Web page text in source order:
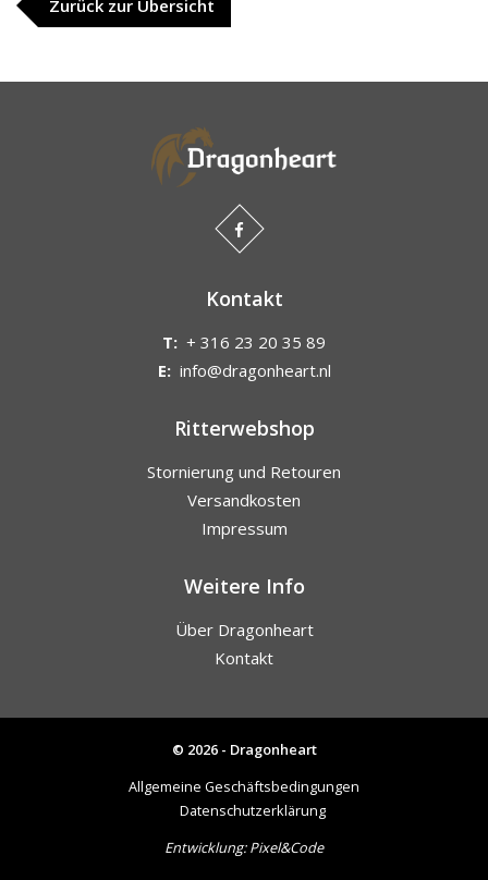
Zurück zur Übersicht
Kontakt
T: + 316 23 20 35 89
E: info@dragonheart.nl
Ritterwebshop
Stornierung und Retouren
Versandkosten
Impressum
Weitere Info
Über Dragonheart
Kontakt
© 2026 - Dragonheart
Allgemeine Geschäftsbedingungen
Datenschutzerklärung
Entwicklung:Pixel&Code